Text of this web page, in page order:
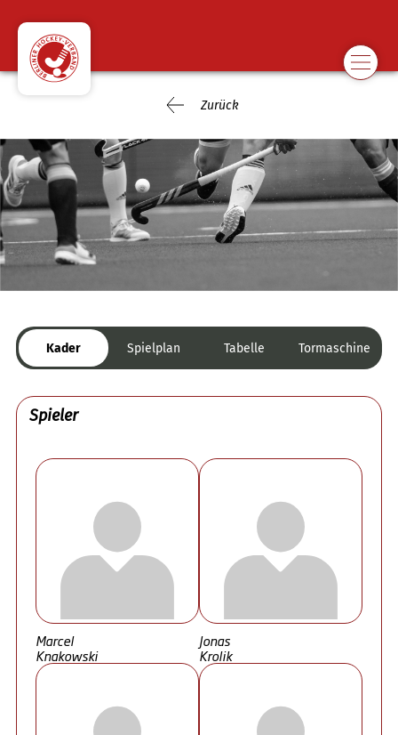
Zurück
Kader Spielplan Tabelle Tormaschine
Spieler
Marcel
Knakowski
Jonas
Krolik